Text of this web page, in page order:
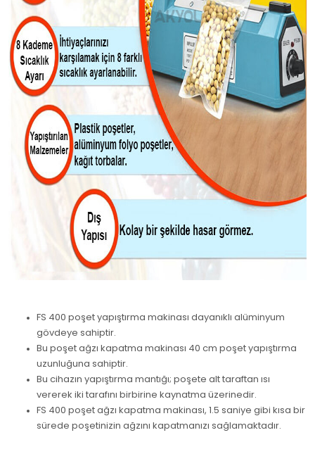
FS 400 poşet yapıştırma makinası dayanıklı alüminyum
gövdeye sahiptir.
Bu poşet ağzı kapatma makinası 40 cm poşet yapıştırma
uzunluğuna sahiptir.
Bu cihazın yapıştırma mantığı; poşete alt taraftan ısı
vererek iki tarafını birbirine kaynatma üzerinedir.
FS 400 poşet ağzı kapatma makinası, 1.5 saniye gibi kısa bir
sürede poşetinizin ağzını kapatmanızı sağlamaktadır.